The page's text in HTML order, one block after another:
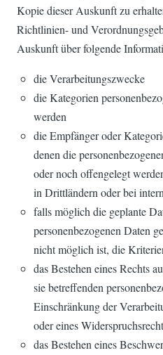
Kopie dieser Auskunft zu
Richtlinien- und
Auskunft über folgende
die Verarbeitungszwecke
die Kategorien
werden
die Empfänger oder
denen die
oder noch offengelegt
in Drittländern oder bei
falls möglich die geplante
personenbezogenen Daten
nicht möglich ist, die
das Bestehen eines Rechts
sie betreffenden
Einschränkung der
oder eines
das Bestehen eines